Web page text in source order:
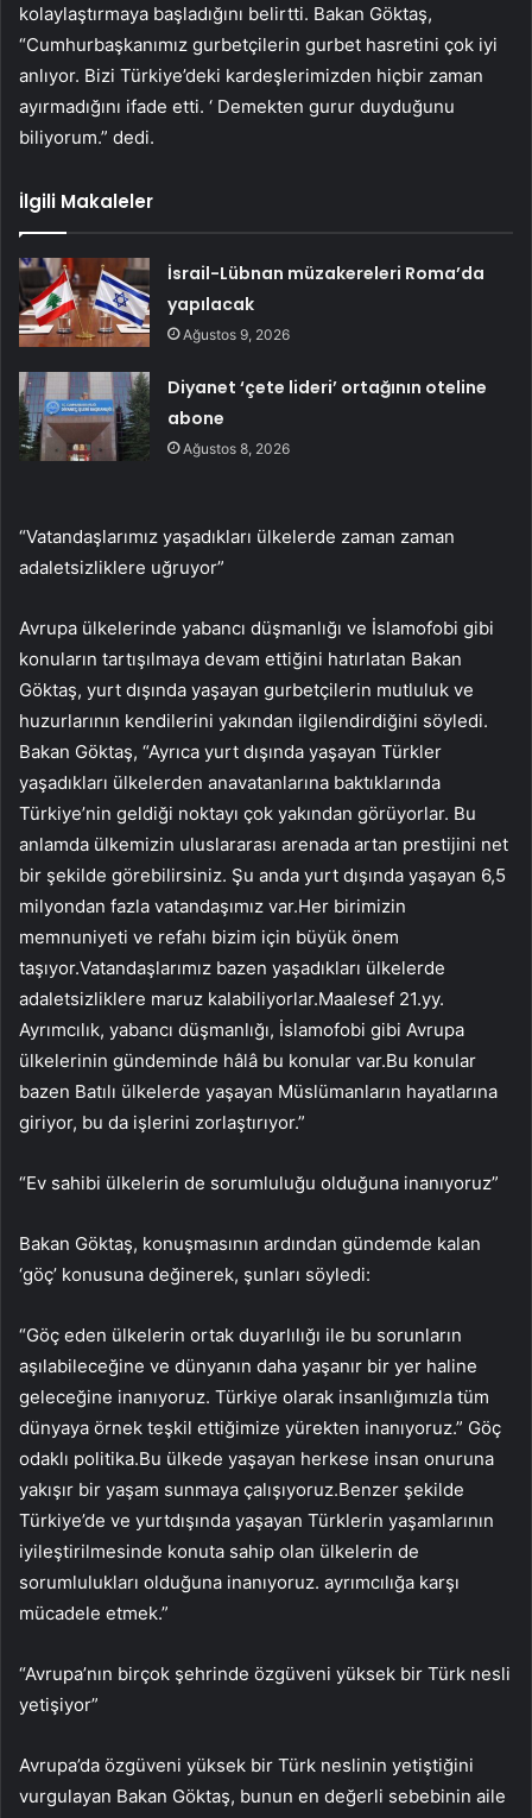
kolaylaştırmaya başladığını belirtti. Bakan Göktaş,
“Cumhurbaşkanımız gurbetçilerin gurbet hasretini çok iyi
anlıyor. Bizi Türkiye’deki kardeşlerimizden hiçbir zaman
ayırmadığını ifade etti. ‘ Demekten gurur duyduğunu
biliyorum.” dedi.
İlgili Makaleler
İsrail-Lübnan müzakereleri Roma’da
yapılacak
Ağustos 9, 2026
Diyanet ‘çete lideri’ ortağının oteline
abone
Ağustos 8, 2026
“Vatandaşlarımız yaşadıkları ülkelerde zaman zaman
adaletsizliklere uğruyor”
Avrupa ülkelerinde yabancı düşmanlığı ve İslamofobi gibi
konuların tartışılmaya devam ettiğini hatırlatan Bakan
Göktaş, yurt dışında yaşayan gurbetçilerin mutluluk ve
huzurlarının kendilerini yakından ilgilendirdiğini söyledi.
Bakan Göktaş, “Ayrıca yurt dışında yaşayan Türkler
yaşadıkları ülkelerden anavatanlarına baktıklarında
Türkiye’nin geldiği noktayı çok yakından görüyorlar. Bu
anlamda ülkemizin uluslararası arenada artan prestijini net
bir şekilde görebilirsiniz. Şu anda yurt dışında yaşayan 6,5
milyondan fazla vatandaşımız var.Her birimizin
memnuniyeti ve refahı bizim için büyük önem
taşıyor.Vatandaşlarımız bazen yaşadıkları ülkelerde
adaletsizliklere maruz kalabiliyorlar.Maalesef 21.yy.
Ayrımcılık, yabancı düşmanlığı, İslamofobi gibi Avrupa
ülkelerinin gündeminde hâlâ bu konular var.Bu konular
bazen Batılı ülkelerde yaşayan Müslümanların hayatlarına
giriyor, bu da işlerini zorlaştırıyor.”
“Ev sahibi ülkelerin de sorumluluğu olduğuna inanıyoruz”
Bakan Göktaş, konuşmasının ardından gündemde kalan
‘göç’ konusuna değinerek, şunları söyledi:
“Göç eden ülkelerin ortak duyarlılığı ile bu sorunların
aşılabileceğine ve dünyanın daha yaşanır bir yer haline
geleceğine inanıyoruz. Türkiye olarak insanlığımızla tüm
dünyaya örnek teşkil ettiğimize yürekten inanıyoruz.” Göç
odaklı politika.Bu ülkede yaşayan herkese insan onuruna
yakışır bir yaşam sunmaya çalışıyoruz.Benzer şekilde
Türkiye’de ve yurtdışında yaşayan Türklerin yaşamlarının
iyileştirilmesinde konuta sahip olan ülkelerin de
sorumlulukları olduğuna inanıyoruz. ayrımcılığa karşı
mücadele etmek.”
“Avrupa’nın birçok şehrinde özgüveni yüksek bir Türk nesli
yetişiyor”
Avrupa’da özgüveni yüksek bir Türk neslinin yetiştiğini
vurgulayan Bakan Göktaş, bunun en değerli sebebinin aile